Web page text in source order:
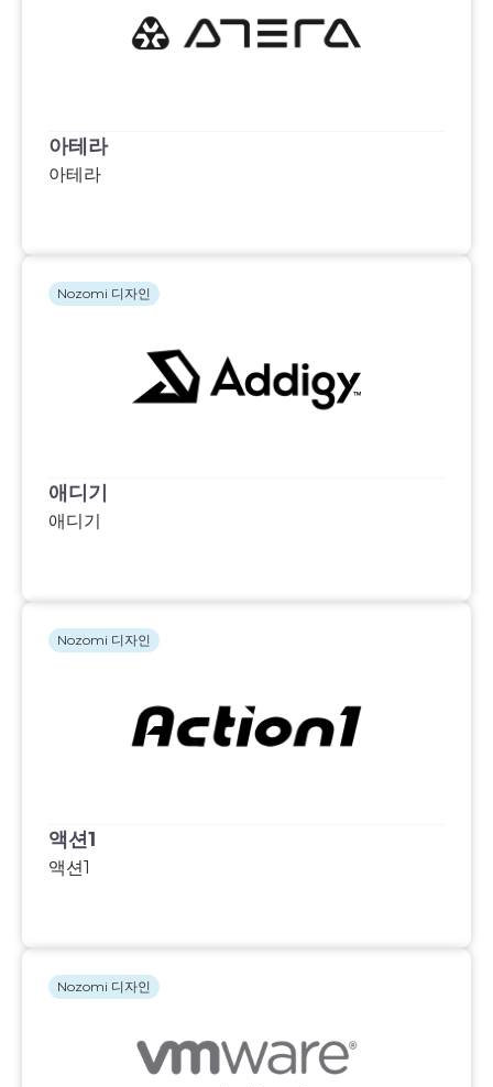
아테라
아테라
애디기
애디기
Nozomi 디자인
액션1
액션1
Nozomi 디자인
Nozomi 디자인